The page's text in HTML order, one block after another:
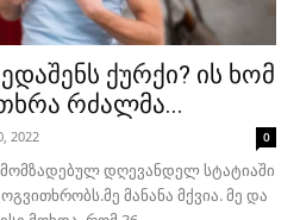
ქურქი? ის ხომ
რძალმა...
2022 0
მომზადებულ დღევანდელ სტატიაში
მანანა მქვია. მე და